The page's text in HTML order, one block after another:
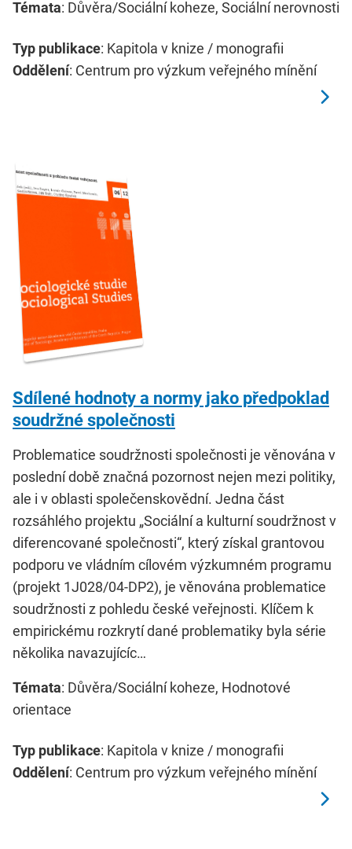
Témata: Důvěra/Sociální koheze, Sociální nerovnosti
Typ publikace: Kapitola v knize / monografii
Oddělení: Centrum pro výzkum veřejného mínění
Sdílené hodnoty a normy jako předpoklad
soudržné společnosti
Problematice soudržnosti společnosti je věnována v
poslední době značná pozornost nejen mezi politiky,
ale i v oblasti společenskovědní. Jedna část
rozsáhlého projektu „Sociální a kulturní soudržnost v
diferencované společnosti“, který získal grantovou
podporu ve vládním cílovém výzkumném programu
(projekt 1J028/04-DP2), je věnována problematice
soudržnosti z pohledu české veřejnosti. Klíčem k
empirickému rozkrytí dané problematiky byla série
několika navazujícíc…
Témata: Důvěra/Sociální koheze, Hodnotové
orientace
Typ publikace: Kapitola v knize / monografii
Oddělení: Centrum pro výzkum veřejného mínění